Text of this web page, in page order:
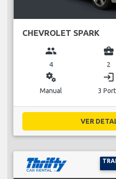
CHEVROLET SPARK
group
4
business_center
2
miscellaneous_services
Manual
login
3
VER